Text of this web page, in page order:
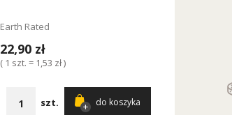
Earth Rated
22,90 zł
( 1 szt. = 1,53 zł )
szt. do koszyka